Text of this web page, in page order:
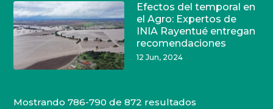
Efectos del temporal en
el Agro: Expertos de
INIA Rayentué entregan
recomendaciones
12 Jun, 2024
Mostrando 786-790 de 872 resultados